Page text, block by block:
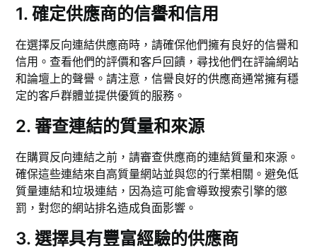
1. 確定供應商的信譽和信用
在選擇反向連結供應商時，請確保他們擁有良好的信譽和
信用。查看他們的評價和客戶回饋，尋找他們在評論網站
和論壇上的聲譽。請注意，信譽良好的供應商通常擁有穩
定的客戶群體並提供優質的服務。
2. 審查連結的質量和來源
在購買反向連結之前，請審查供應商的連結質量和來源。
確保這些連結來自高質量網站並與您的行業相關。避免低
質量連結和垃圾連結，因為這可能會導致搜索引擎的懲
罰，對您的網站排名造成負面影響。
3. 選擇具有豐富經驗的供應商